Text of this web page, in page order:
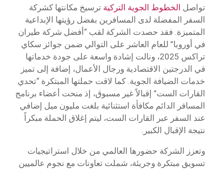
تواصل الخطوط الجوية التركية ترسيخ مكانتها كشركة
السفر المفضلة لدى المسافرين بفضل رؤيتها الإبداعية
المتميزة. فقد حصدت الشركة لقب “أفضل شركة طيران
في أوروبا” للعام العاشر على التوالي ضمن جوائز سكاي
تراكس 2025، ونالت إشادة واسعة على جودة خدماتها
في الدرجتين الاقتصادية ورجال الأعمال، إضافة إلى تميز
خدمات الضيافة الجوية. كما لاقت حملتها المبتكرة “تحدي
القارات الست” إقبالاً غير مسبوق، إذ منحت أعضاء برنامج
المسافر الدائم مكافأة استثنائية بلغت مليون ميل إضافي
عند السفر عبر القارات الست، ليتم إغلاق الحملة مبكراً
نتيجة الإقبال الكبير.
وتعزز الشركة حضورها العالمي من خلال استراتيجيات
تسويق مبتكرة وجريئة، شملت تعاونات مع نجوم عالميين